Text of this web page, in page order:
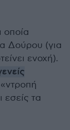
οποία
Δούρου (για
ενοχή).
εσείς τα